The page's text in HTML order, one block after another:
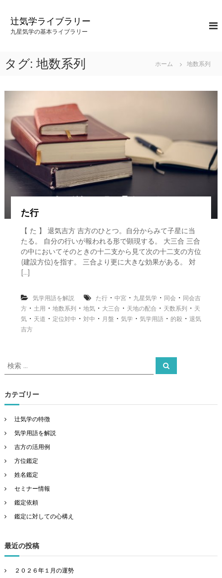
ス
辻気学ライブラリー
九星気学の基本ライブラリー
タグ: 地数系列 ホーム 地数系列
た行
【 た 】 退気吉方 吉方のひとつ。自分からみて子星に当
たる。 自分の行いが報われる形で顕現する。 大三合 三合
の中においてそのときの十二支から見て次の十二支の方位
(建設方位)を指す。 三合より更に大きな効果がある。 対
[…]
気学用語を解説 た行・ 中宮・ 九星気学・ 同会 ・ 同会吉
方・ 土用 ・ 地数系列 ・ 地気・ 大三合 ・ 天地の配合 ・ 天数系列 ・ 天
気・ 天道 ・ 定位対中 ・ 対中 ・ 月盤 ・ 気学・ 気学用語 ・ 的殺・ 退気
吉方
検
索
象
:
検
索
カテゴリー
辻気学の特徴
気学用語を解説
吉方の活用例
方位鑑定
姓名鑑定
セミナー情報
鑑定依頼
鑑定に対しての心構え
最近の投稿
２０２６年１月の運勢